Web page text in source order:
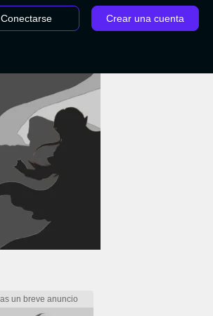
Conectarse Crear una cuenta